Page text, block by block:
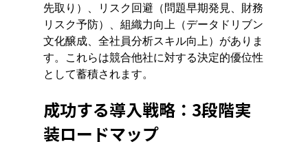
先取り）、リスク回避（問題早期発見、財務
リスク予防）、組織力向上（データドリブン
文化醸成、全社員分析スキル向上）がありま
す。これらは競合他社に対する決定的優位性
として蓄積されます。
成功する導入戦略：3段階実
装ロードマップ